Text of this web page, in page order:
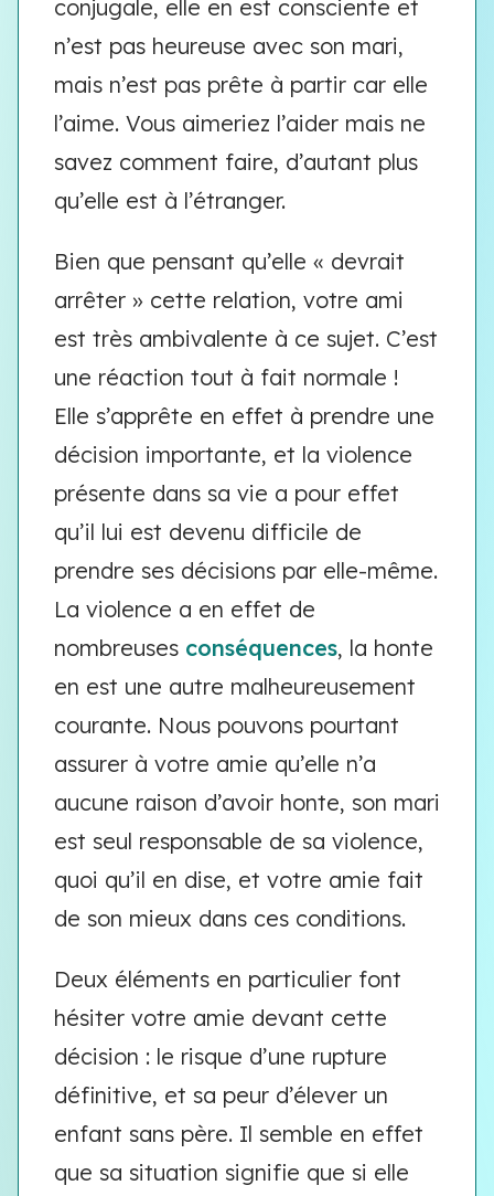
conjugale, elle en est consciente et
n’est pas heureuse avec son mari,
mais n’est pas prête à partir car elle
l’aime. Vous aimeriez l’aider mais ne
savez comment faire, d’autant plus
qu’elle est à l’étranger.
Bien que pensant qu’elle « devrait
arrêter » cette relation, votre ami
est très ambivalente à ce sujet. C’est
une réaction tout à fait normale !
Elle s’apprête en effet à prendre une
décision importante, et la violence
présente dans sa vie a pour effet
qu’il lui est devenu difficile de
prendre ses décisions par elle-même.
La violence a en effet de
nombreuses conséquences, la honte
en est une autre malheureusement
courante. Nous pouvons pourtant
assurer à votre amie qu’elle n’a
aucune raison d’avoir honte, son mari
est seul responsable de sa violence,
quoi qu’il en dise, et votre amie fait
de son mieux dans ces conditions.
Deux éléments en particulier font
hésiter votre amie devant cette
décision : le risque d’une rupture
définitive, et sa peur d’élever un
enfant sans père. Il semble en effet
que sa situation signifie que si elle